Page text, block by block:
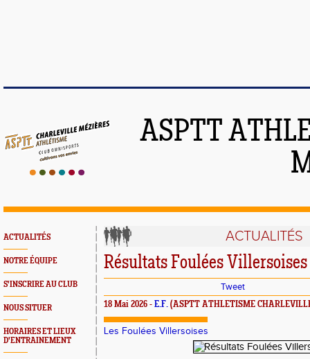
ASPTT
ACTUALITÉS
NOTRE ÉQUIPE
S'INSCRIRE AU CLUB
NOUS SITUER
HORAIRES ET LIEUX
D'ENTRAINEMENT
ACTUALITÉS
Résultats Foulées Villersoises
Tweet
18 Mai 2026 - E.F. (ASPTT ATHLETISME
Les Foulées Villersoises